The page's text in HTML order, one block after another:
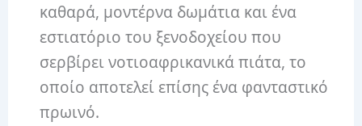
καθαρά, μοντέρνα δωμάτια και ένα
εστιατόριο του ξενοδοχείου που
σερβίρει νοτιοαφρικανικά πιάτα, το
οποίο αποτελεί επίσης ένα φανταστικό
πρωινό.